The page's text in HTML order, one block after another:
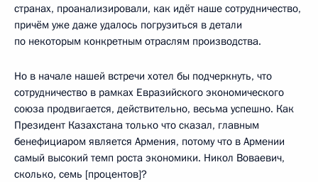
странах, проанализировали, как идёт наше сотрудничество,
причём уже даже удалось погрузиться в детали
по некоторым конкретным отраслям производства.
Но в начале нашей встречи хотел бы подчеркнуть, что
сотрудничество в рамках Евразийского экономического
союза продвигается, действительно, весьма успешно. Как
Президент Казахстана только что сказал, главным
бенефициаром является Армения, потому что в Армении
самый высокий темп роста экономики. Никол Воваевич,
сколько, семь [процентов]?